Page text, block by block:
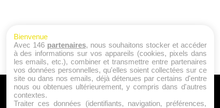
A PROPOS
Qui sommes nous ?
Bienvenue
Avec 146 partenaires, nous souhaitons stocker et accéder
à des informations sur vos appareils (cookies, pixels dans
les emails, etc.), combiner et transmettre entre partenaires
vos données personnelles, qu'elles soient collectées sur ce
site ou dans nos emails, déjà détenues par certains d'entre
nous ou obtenues ultérieurement, y compris dans d'autres
contextes.
Traiter ces données (identifiants, navigation, préférences,